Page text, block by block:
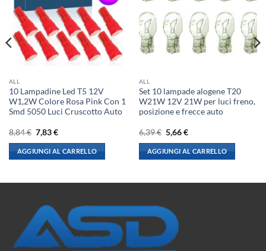
ALL
10 Lampadine Led T5 12V
W1,2W Colore Rosa Pink Con 1
Smd 5050 Luci Cruscotto Auto
8,84€ Il
prezzo
originale
era:
8,84 €.
7,83€Il
attuale
è:
7,83 €.
AGGIUNGI AL CARRELLO
ALL
Set 10 lampade alogene T20
W21W 12V 21W per luci freno,
posizione e frecce auto
6,39€ Il
prezzo
originale
era:
6,39 €.
5,66€Il
attuale
è:
5,66 €.
AGGIUNGI AL CARRELLO